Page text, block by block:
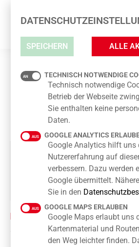
PASSAGE
SCHNEIDER ATELIER
PASSAGE
KONTAKT
Mobil: 0173 2742 134
TECHNISCH NOTWENDIGE
Technisch notwendige
Betrieb der Webseite
Sie enthalten keine
Daten.
GOOGLE ANALYTICS
Google Analytics hilft uns
Nutzererfahrung auf
verbessern. Dazu werden
Google übermittelt.
Sie in den
GOOGLE MAPS ERLAUBEN
Google Maps erlaubt uns
Kartenmaterial und
den Weg leichter finden.
SPEICHERN ALLE